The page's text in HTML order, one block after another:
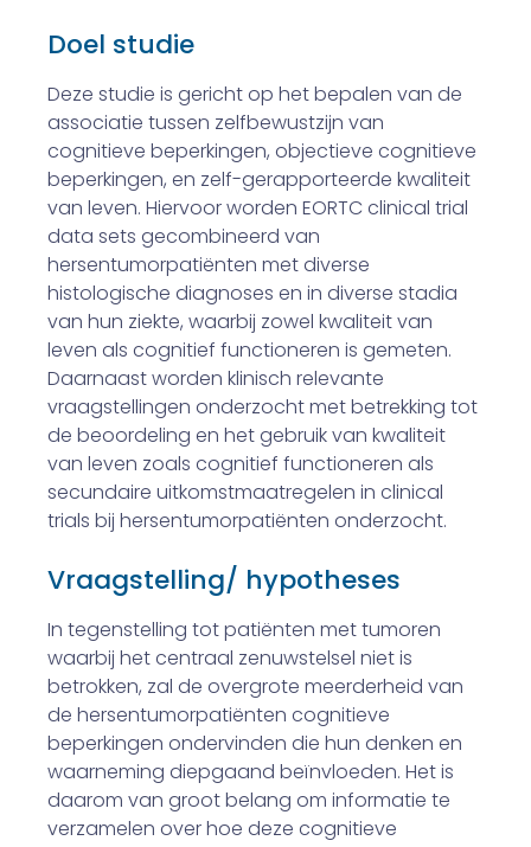
Doel studie
Deze studie is gericht op het bepalen van de
associatie tussen zelfbewustzijn van
cognitieve beperkingen, objectieve cognitieve
beperkingen, en zelf-gerapporteerde kwaliteit
van leven. Hiervoor worden EORTC clinical trial
data sets gecombineerd van
hersentumorpatiënten met diverse
histologische diagnoses en in diverse stadia
van hun ziekte, waarbij zowel kwaliteit van
leven als cognitief functioneren is gemeten.
Daarnaast worden klinisch relevante
vraagstellingen onderzocht met betrekking tot
de beoordeling en het gebruik van kwaliteit
van leven zoals cognitief functioneren als
secundaire uitkomstmaatregelen in clinical
trials bij hersentumorpatiënten onderzocht.
Vraagstelling/ hypotheses
In tegenstelling tot patiënten met tumoren
waarbij het centraal zenuwstelsel niet is
betrokken, zal de overgrote meerderheid van
de hersentumorpatiënten cognitieve
beperkingen ondervinden die hun denken en
waarneming diepgaand beïnvloeden. Het is
daarom van groot belang om informatie te
verzamelen over hoe deze cognitieve